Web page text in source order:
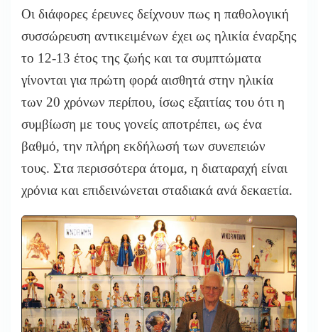
Οι διάφορες έρευνες δείχνουν πως η παθολογική
συσσώρευση αντικειμένων έχει ως ηλικία έναρξης
το 12-13 έτος της ζωής και τα συμπτώματα
γίνονται για πρώτη φορά αισθητά στην ηλικία
των 20 χρόνων περίπου, ίσως εξαιτίας του ότι η
συμβίωση με τους γονείς αποτρέπει, ως ένα
βαθμό, την πλήρη εκδήλωσή των συνεπειών
τους. Στα περισσότερα άτομα, η διαταραχή είναι
χρόνια και επιδεινώνεται σταδιακά ανά δεκαετία.